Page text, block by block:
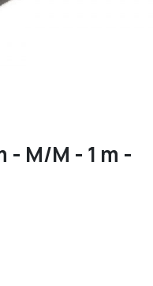
- M/M - 1 m -